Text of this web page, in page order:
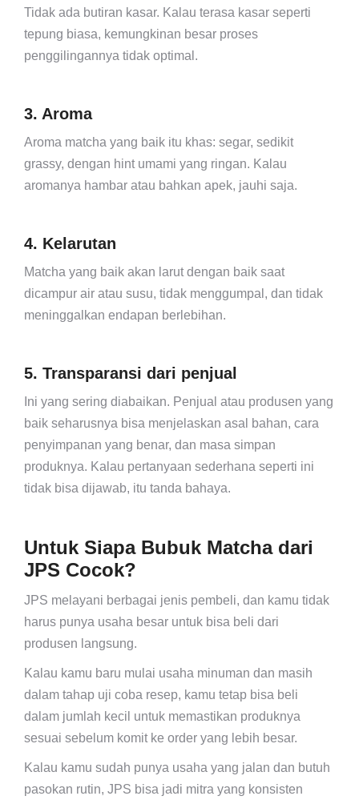
Tidak ada butiran kasar. Kalau terasa kasar seperti
tepung biasa, kemungkinan besar proses
penggilingannya tidak optimal.
3. Aroma
Aroma matcha yang baik itu khas: segar, sedikit
grassy, dengan hint umami yang ringan. Kalau
aromanya hambar atau bahkan apek, jauhi saja.
4. Kelarutan
Matcha yang baik akan larut dengan baik saat
dicampur air atau susu, tidak menggumpal, dan tidak
meninggalkan endapan berlebihan.
5. Transparansi dari penjual
Ini yang sering diabaikan. Penjual atau produsen yang
baik seharusnya bisa menjelaskan asal bahan, cara
penyimpanan yang benar, dan masa simpan
produknya. Kalau pertanyaan sederhana seperti ini
tidak bisa dijawab, itu tanda bahaya.
Untuk Siapa Bubuk Matcha dari
JPS Cocok?
JPS melayani berbagai jenis pembeli, dan kamu tidak
harus punya usaha besar untuk bisa beli dari
produsen langsung.
Kalau kamu baru mulai usaha minuman dan masih
dalam tahap uji coba resep, kamu tetap bisa beli
dalam jumlah kecil untuk memastikan produknya
sesuai sebelum komit ke order yang lebih besar.
Kalau kamu sudah punya usaha yang jalan dan butuh
pasokan rutin, JPS bisa jadi mitra yang konsisten